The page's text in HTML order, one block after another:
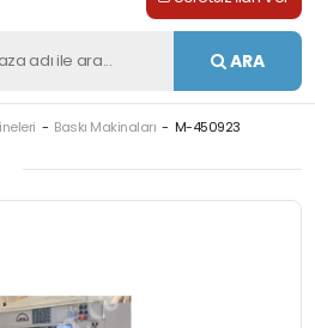
ARA
Baskı Makinaları M-450923